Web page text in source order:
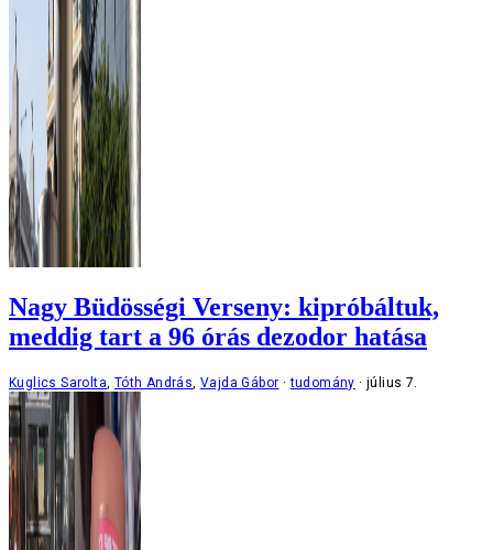
Nagy Büdösségi Verseny: kipróbáltuk,
meddig tart a 96 órás dezodor hatása
Kuglics Sarolta, Tóth András, Vajda Gábor tudomány július 7.